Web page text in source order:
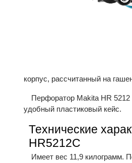
корпус, рассчитанный на
Перфоратор Makita HR 5212
удобный пластиковый кейс.
Технические
HR5212C
Имеет вес 11,9 килограмм.